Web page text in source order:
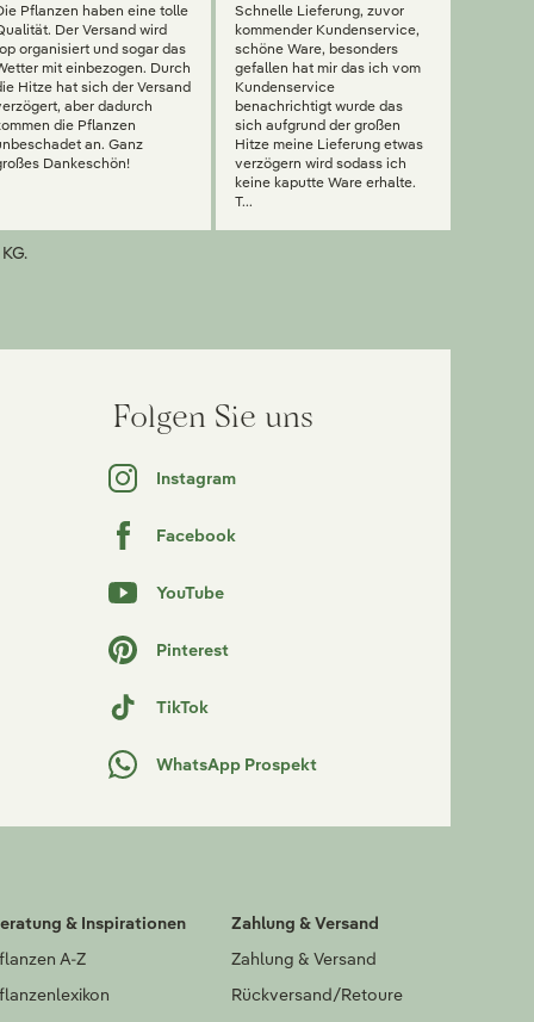
Pflanzen haben eine tolle
Der Versand wird
organisiert und sogar das
mit einbezogen. Durch
Hitze hat sich der Versand
aber dadurch
die Pflanzen
an. Ganz
Dankeschön!
Schnelle Lieferung, zuvor
kommender Kundenservice,
schöne Ware, besonders
gefallen hat mir das ich vom
Kundenservice
benachrichtigt wurde das
sich aufgrund der großen
Hitze meine Lieferung etwas
verzögern wird sodass ich
keine kaputte Ware erhalte.
T...
Folgen Sie uns
Instagram
Facebook
YouTube
Pinterest
TikTok
WhatsApp Prospekt
& Inspirationen
A-Z
Zahlung & Versand
Zahlung & Versand
Rückversand/Retoure